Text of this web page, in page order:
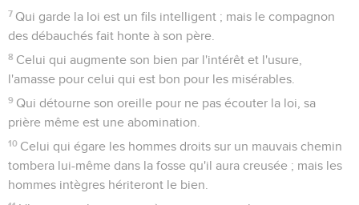
7 Qui garde la loi est un fils intelligent ; mais le compagnon
des débauchés fait honte à son père.
8 Celui qui augmente son bien par l'intérêt et l'usure,
l'amasse pour celui qui est bon pour les misérables.
9 Qui détourne son oreille pour ne pas écouter la loi, sa
prière même est une abomination.
10 Celui qui égare les hommes droits sur un mauvais chemin
tombera lui-même dans la fosse qu'il aura creusée ; mais les
hommes intègres hériteront le bien.